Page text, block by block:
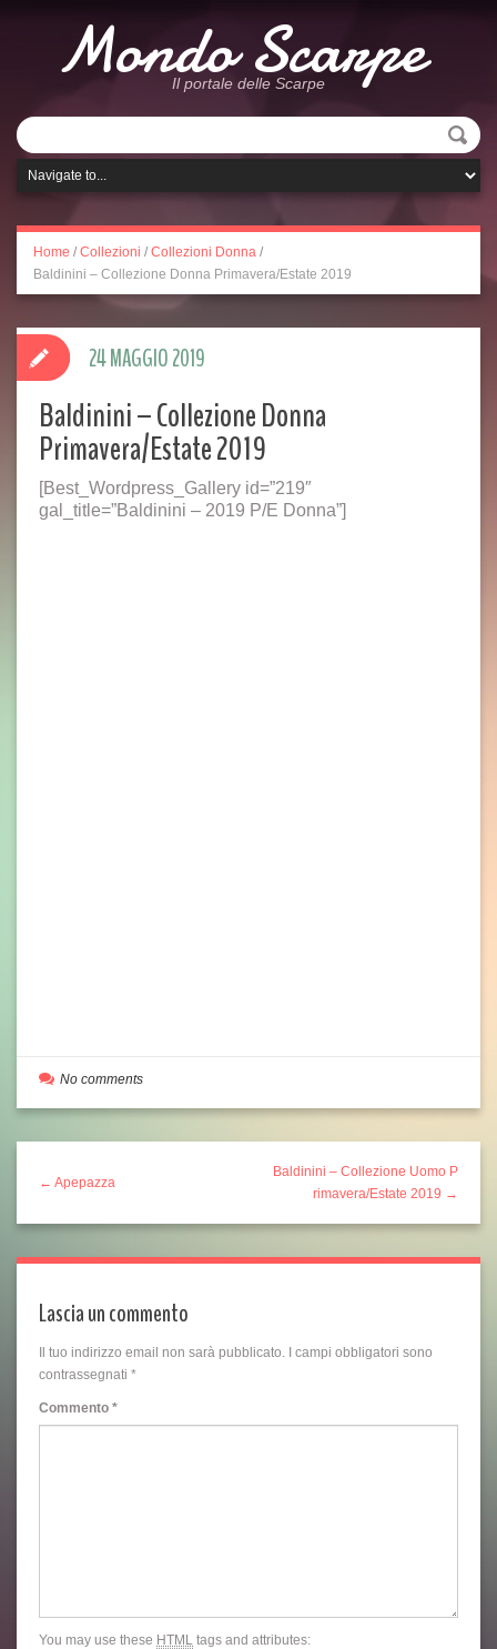
Mondo Scarpe
Il portale delle Scarpe
Home / Collezioni / Collezioni Donna /
Baldinini – Collezione Donna Primavera/Estate 2019
Baldinini – Collezione Donna
Primavera/Estate 2019
[Best_Wordpress_Gallery id=”219″
gal_title=”Baldinini – 2019 P/E Donna”]
24 MAGGIO 2019
No comments
← Apepazza
Baldinini – Collezione Uomo P
rimavera/Estate 2019 →
Lascia un commento
Il tuo indirizzo email non sarà pubblicato.
I campi obbligatori sono
contrassegnati *
Commento *
You may use these HTML tags and attributes: